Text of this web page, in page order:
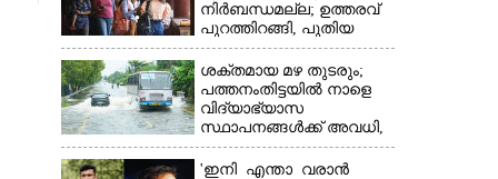
നിർബന്ധമല്ല; ഉത്തരവ്
പുറത്തിറങ്ങി, പുതിയ
മാറ്റങ്ങൾ അറിയാം
ശക്തമായ മഴ തുടരും;
പത്തനംതിട്ടയിൽ നാളെ
വിദ്യാഭ്യാസ
സ്ഥാപനങ്ങൾക്ക് അവധി,​
ജില്ലയിൽ ഇന്ന് റെ‌ഡും
നാളെ ഓറഞ്ചും അലർട്ട്
'ഇനി എന്താ വരാൻ